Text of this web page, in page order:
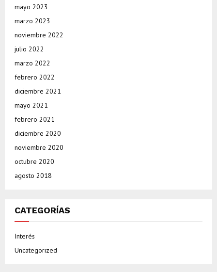
mayo 2023
marzo 2023
noviembre 2022
julio 2022
marzo 2022
febrero 2022
diciembre 2021
mayo 2021
febrero 2021
diciembre 2020
noviembre 2020
octubre 2020
agosto 2018
CATEGORÍAS
Interés
Uncategorized